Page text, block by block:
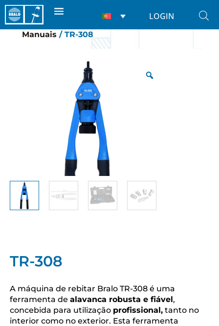
LOGIN
Início Máquinas de rebitar Para porcas
Manuais / TR-308
TR-308
A máquina de rebitar Bralo TR-308 é uma
ferramenta de alavanca robusta e fiável,
concebida para utilização profissional, tanto no
interior como no exterior. Esta ferramenta